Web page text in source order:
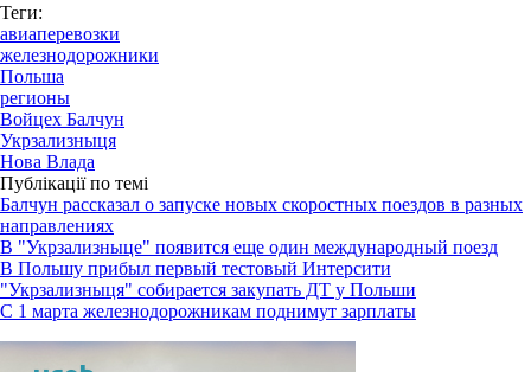
Теги:
авиаперевозки
железнодорожники
Польша
регионы
Войцех Балчун
Укрзализныця
Нова Влада
Публікації по темі
Балчун рассказал о запуске новых скоростных поездов в разных
направлениях
В "Укрзализныце" появится еще один международный поезд
В Польшу прибыл первый тестовый Интерсити
"Укрзализныця" собирается закупать ДТ у Польши
С 1 марта железнодорожникам поднимут зарплаты